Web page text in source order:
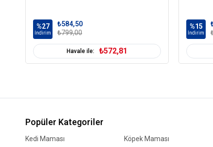
%27
İndirim
₺584,50
₺799,00
Havale ile: ₺572,81
%15
İndirim
Popüler Kategoriler
Kedi Maması Köpek Maması